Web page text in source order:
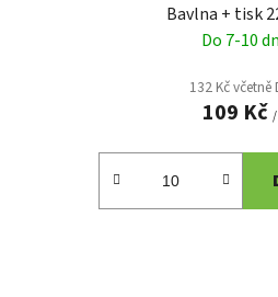
Bavlna + tisk
Do 7-10
132 Kč včetně
109 Kč /